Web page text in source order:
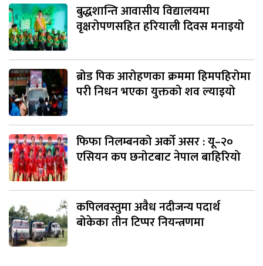
बुद्धशान्ति आवासीय विद्यालयमा
वृक्षरोपणसहित हरियाली दिवस मनाइयो
ब्रोड पिक आरोहणका क्रममा हिमपहिरोमा
परी निधन भएका युक्तको शव ल्याइयो
फिफा निलम्बनको अर्को असर : यू–२०
एसियन कप छनोटबाट नेपाल बाहिरियो
कपिलवस्तुमा अवैध नदीजन्य पदार्थ
बोकेका तीन टिप्पर नियन्त्रणमा